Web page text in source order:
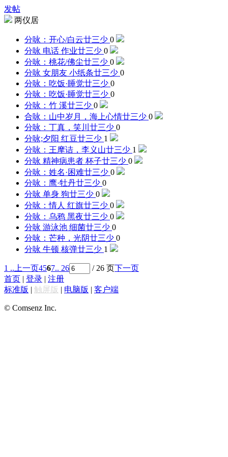
发帖
两仪居
分咏：开心/白云廿三少 0
分咏 电话 作业廿三少 0
分咏：桃花/佛尘廿三少 0
分咏 女朋友 小纸条廿三少 0
分咏：吃饭·睡觉廿三少 0
分咏：吃饭·睡觉廿三少 0
分咏：竹 溪廿三少 0
合咏：山中岁月，海上心情廿三少 0
分咏：丁真，笑川 廿三少 0
分咏;夕阳 红豆廿三少 1
分咏：王摩诘，李义山廿三少 1
分咏 精神病患者 杯子廿三少 0
分咏：姓名·困难廿三少 0
分咏：鹰·牡丹廿三少 0
分咏 单身 狗廿三少 0
分咏：情人 红旗廿三少 0
分咏：乌鸦 黑夜廿三少 0
分咏 游泳池 细菌廿三少 0
分咏：芒种，光阴廿三少 0
分咏 牛顿 核弹廿三少 1
1 .. 上一页4567.. 26 / 26 页下一页
首页 | 登录 | 注册
标准版 | 触屏版 | 电脑版 | 客户端
© Comsenz Inc.